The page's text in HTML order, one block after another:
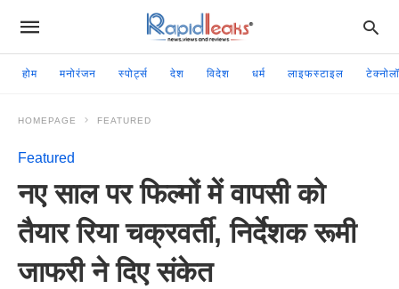
होम मनोरंजन स्पोर्ट्स देश विदेश धर्म लाइफस्टाइल
HOMEPAGE FEATURED
Featured
नए साल पर फिल्मों में वापसी को
तैयार रिया चक्रवर्ती, निर्देशक रूमी
जाफरी ने दिए संकेत